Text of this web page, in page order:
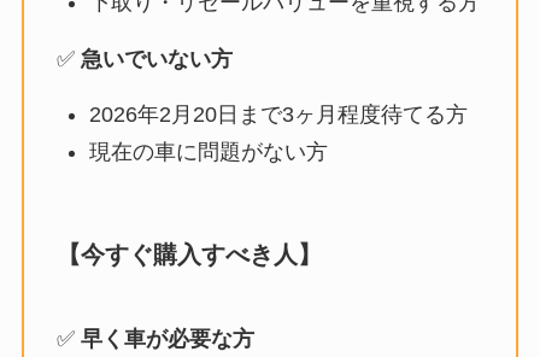
✅ 急いでいない方
2026年2月20日まで3ヶ月程度待てる方
現在の車に問題がない方
【今すぐ購入すべき人】
✅ 早く車が必要な方